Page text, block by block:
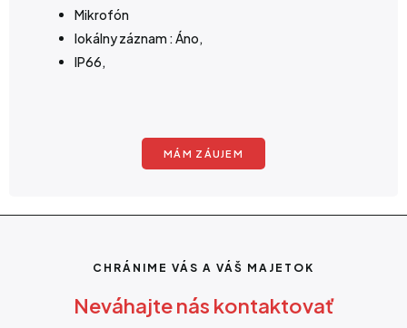
Mikrofón
lokálny záznam : Áno,
IP66,
MÁM ZÁUJEM
CHRÁNIME VÁS A VÁŠ MAJETOK
Neváhajte nás kontaktovať